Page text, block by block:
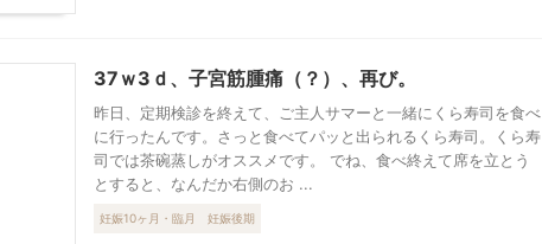
37ｗ3ｄ、子宮筋腫痛（？）、再び。
昨日、定期検診を終えて、ご主人サマーと一緒にくら寿司を食べ
に行ったんです。さっと食べてパッと出られるくら寿司。くら寿
司では茶碗蒸しがオススメです。 でね、食べ終えて席を立とう
とすると、なんだか右側のお ...
妊娠10ヶ月・臨月 妊娠後期